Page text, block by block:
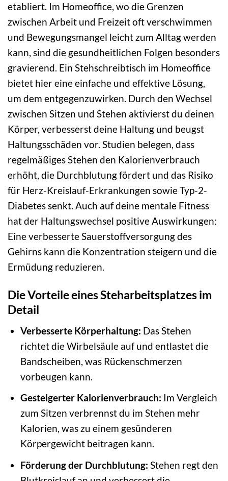
etabliert. Im Homeoffice, wo die Grenzen
zwischen Arbeit und Freizeit oft verschwimmen
und Bewegungsmangel leicht zum Alltag werden
kann, sind die gesundheitlichen Folgen besonders
gravierend. Ein Stehschreibtisch im Homeoffice
bietet hier eine einfache und effektive Lösung,
um dem entgegenzuwirken. Durch den Wechsel
zwischen Sitzen und Stehen aktivierst du deinen
Körper, verbesserst deine Haltung und beugst
Haltungsschäden vor. Studien belegen, dass
regelmäßiges Stehen den Kalorienverbrauch
erhöht, die Durchblutung fördert und das Risiko
für Herz-Kreislauf-Erkrankungen sowie Typ-2-
Diabetes senkt. Auch auf deine mentale Fitness
hat der Haltungswechsel positive Auswirkungen:
Eine verbesserte Sauerstoffversorgung des
Gehirns kann die Konzentration steigern und die
Ermüdung reduzieren.
Die Vorteile eines Steharbeitsplatzes im
Detail
Verbesserte Körperhaltung: Das Stehen
richtet die Wirbelsäule auf und entlastet die
Bandscheiben, was Rückenschmerzen
vorbeugen kann.
Gesteigerter Kalorienverbrauch: Im Vergleich
zum Sitzen verbrennst du im Stehen mehr
Kalorien, was zu einem gesünderen
Körpergewicht beitragen kann.
Förderung der Durchblutung: Stehen regt den